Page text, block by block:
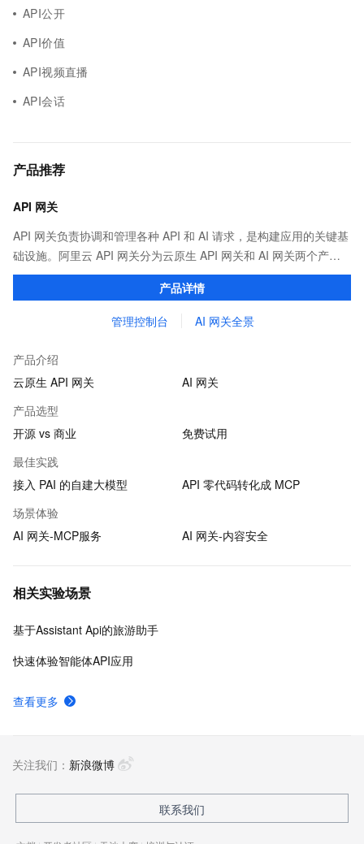
API公开
API价值
API视频直播
API会话
产品推荐
API 网关
API 网关负责协调和管理各种 API 和 AI 请求，是构建应用的关键基
础设施。阿里云 API 网关分为云原生 API 网关和 AI 网关两个产
品。
产品详情
管理控制台 AI 网关全景
产品介绍
云原生 API 网关
AI 网关
产品选型
开源 vs 商业
免费试用
最佳实践
接入 PAI 的自建大模型
API 零代码转化成 MCP
场景体验
AI 网关-MCP服务
AI 网关-内容安全
相关实验场景
基于Assistant Api的旅游助手
快速体验智能体API应用
查看更多
关注我们： 新浪微博
联系我们